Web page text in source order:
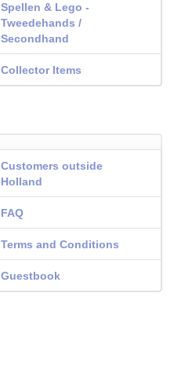
Spellen & Lego -
Tweedehands /
Secondhand
Collector Items
Customers outside
Holland
FAQ
Terms and Conditions
Guestbook